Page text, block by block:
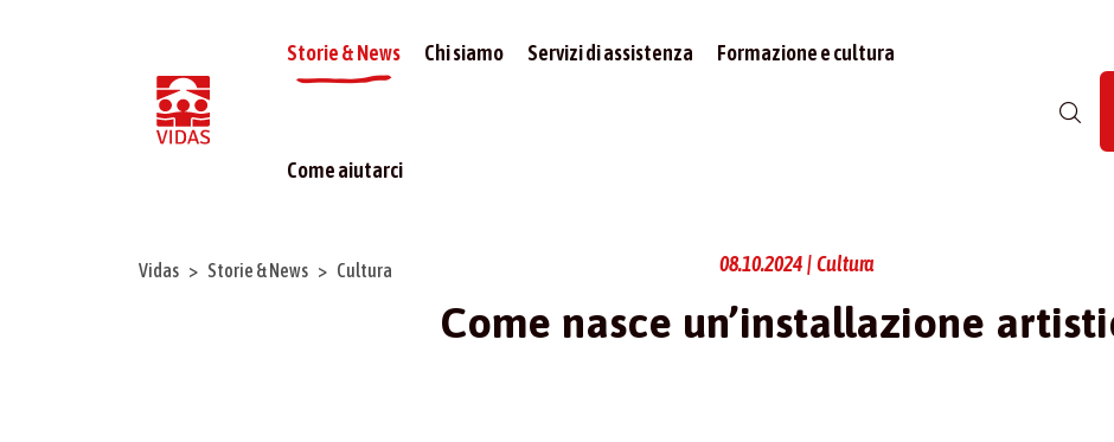
Storie & News Chi siamo Servizi di assistenza Formazione e cultura
Come aiutarci
Vidas Storie & News Cultura 08.10.2024 | Cultura
Come nasce un’installazione